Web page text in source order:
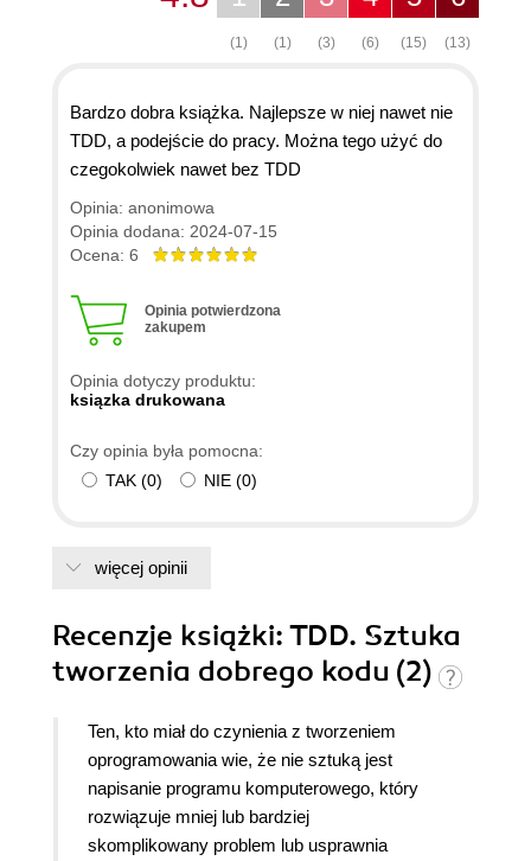
(13)
(15)
(6)
(3)
(1)
(1)
Bardzo dobra książka. Najlepsze w niej nawet nie
TDD, a podejście do pracy. Można tego użyć do
czegokolwiek nawet bez TDD
Opinia: anonimowa
Opinia dodana: 2024-07-15
Ocena: 6
Opinia potwierdzona
zakupem
Opinia dotyczy produktu:
ksiązka drukowana
Czy opinia była pomocna:
TAK (0) NIE (0)
więcej opinii
Recenzje książki: TDD. Sztuka
tworzenia dobrego kodu (2)
Ten, kto miał do czynienia z tworzeniem
oprogramowania wie, że nie sztuką jest
napisanie programu komputerowego, który
rozwiązuje mniej lub bardziej
skomplikowany problem lub usprawnia